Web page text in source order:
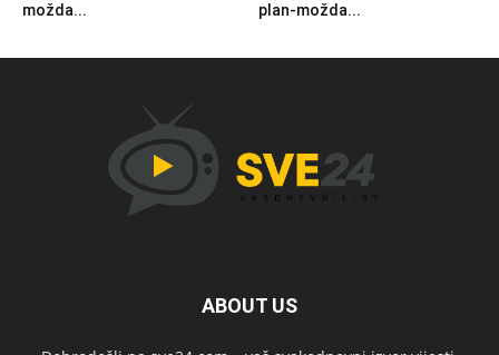
možda...
plan-možda...
ABOUT US